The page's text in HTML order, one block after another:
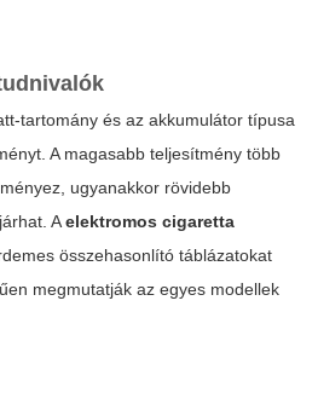
tartomány és az akkumulátor típusa
A magasabb teljesítmény több
ugyanakkor rövidebb
Aelektromos cigaretta
összehasonlító táblázatokat
megmutatják az egyes modellek